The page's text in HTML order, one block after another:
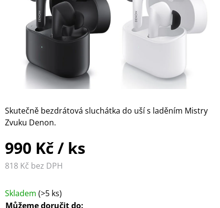
FORMATION
PŘEHRÁVAČE
GRAMOFONY
PŘÍSLUŠENSTVÍ
PŘEVODNÍKY
MULTIMEDIÁLNÍ
CENTRA A
PŘEHRÁVAČE
DISTRIBUCE
HDMI
SIGNÁLU
SLUCHÁTKOVÉ
ZESILOVAČE
PŘÍSLUŠENSTVÍ
DIGITÁLNÍ
VIDEO
KABELY
ANTÉNNÍ
KABELY
KONEKTORY A
DROBNÉ
990 Kč/ ks
818 Kč bez DPH
Skladem (>5 ks)
Můžeme doručit do:
Skutečně bezdrátová sluchátka do uší s laděním Mistry
Zvuku Denon.